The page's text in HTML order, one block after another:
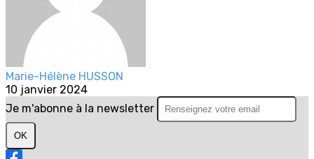
Marie-Hélène HUSSON
10 janvier 2024
Je m'abonne à la newsletter
OK